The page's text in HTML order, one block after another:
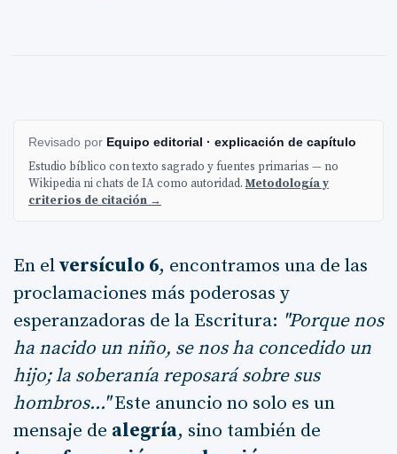
Revisado por Equipo editorial · explicación de capítulo
Estudio bíblico con texto sagrado y fuentes primarias — no
Wikipedia ni chats de IA como autoridad.Metodología y
criterios de citación →
En elversículo 6, encontramos una de las
proclamaciones más poderosas y
esperanzadoras de la Escritura: "Porque nos
ha nacido un niño, se nos ha concedido un
hijo; la soberanía reposará sobre sus
hombros..."Este anuncio no solo es un
mensaje de alegría, sino también de